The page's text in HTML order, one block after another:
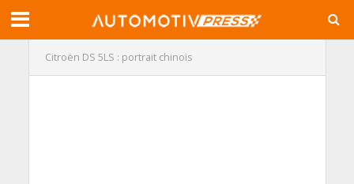
Citroën DS 5LS : portrait chinois